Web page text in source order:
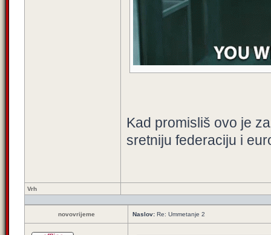
Kad promisliš ovo je
sretniju federaciju i
Vrh
novovrijeme Naslov: Re: Ummetanje 2